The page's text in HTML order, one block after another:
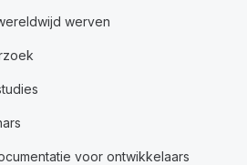
werven
voor ontwikkelaars